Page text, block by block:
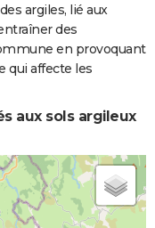
argiles, lié aux
des
en provoquant
qui affecte les
aux sols argileux